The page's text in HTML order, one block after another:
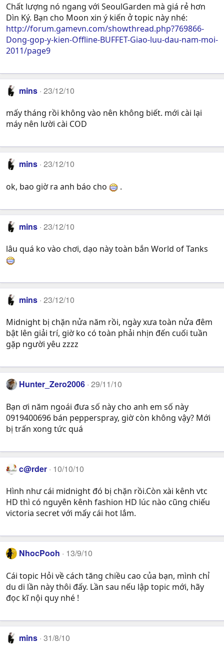
Chất lượng nó ngang với SeoulGarden mà giá rẻ hơn
Dìn Ký. Bạn cho Moon xin ý kiến ở topic này nhé:
http://forum.gamevn.com/showthread.php?769866-
Dong-gop-y-kien-Offline-BUFFET-Giao-luu-dau-nam-moi-
2011/page9
mins 23/12/10
mấy tháng rồi không vào nên không biết. mới cài lại
máy nên lười cài COD
mins 23/12/10
ok, bao giờ ra anh báo cho .
mins 23/12/10
lâu quá ko vào chơi, dạo này toàn bắn World of Tanks
mins 23/12/10
Midnight bị chặn nửa năm rồi, ngày xưa toàn nửa đêm
bật lên giải trí, giờ ko có toàn phải nhịn đến cuối tuần
gặp người yêu zzzz
Hunter_Zero2006 29/11/10
Bạn ơi năm ngoái đưa số này cho anh em số này
0919400696 bán pepperspray, giờ còn không vậy? Mới
bị trấn xong tức quá
c@rder 10/10/10
Hình như cái midnight đó bị chặn rồi.Còn xài kênh vtc
HD thì có nguyên kênh fashion HD lúc nào cũng chiếu
victoria secret với mấy cái hot lắm.
NhocPooh 13/9/10
Cái topic Hỏi về cách tăng chiều cao của bạn, mình chỉ
du di lần này thôi đấy. Lần sau nếu lập topic mới, hãy
đọc kĩ nội quy nhé !
mins 31/8/10